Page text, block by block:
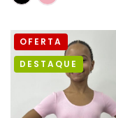
OFERTA
DESTAQUE